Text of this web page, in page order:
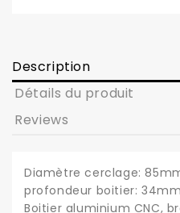
Description
Détails du produit
Reviews
Diamètre cerclage:
profondeur boitier: 34mm
Boitier aluminium CNC,